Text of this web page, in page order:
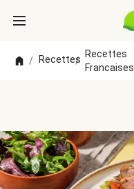
/ Recettes
/
Recettes
Francaises